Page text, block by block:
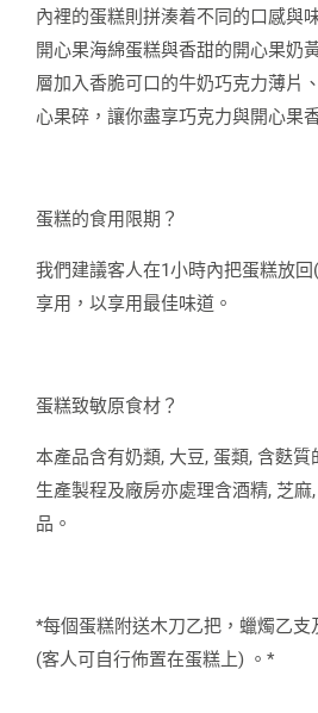
內裡的蛋糕則拼湊着不同的口感與
開心果海綿蛋糕與香甜的開心果奶
層加入香脆可口的牛奶巧克力薄片
心果碎，讓你盡享巧克力與開心果
蛋糕的食用限期？
我們建議客人在1小時內把蛋糕放回
享用，以享用最佳味道。
蛋糕致敏原食材？
本產品含有奶類, 大豆, 蛋類, 含麩
生產製程及廠房亦處理含酒精, 芝
品。
*每個蛋糕附送木刀乙把，蠟燭乙支
(客人可自行佈置在蛋糕上) 。*